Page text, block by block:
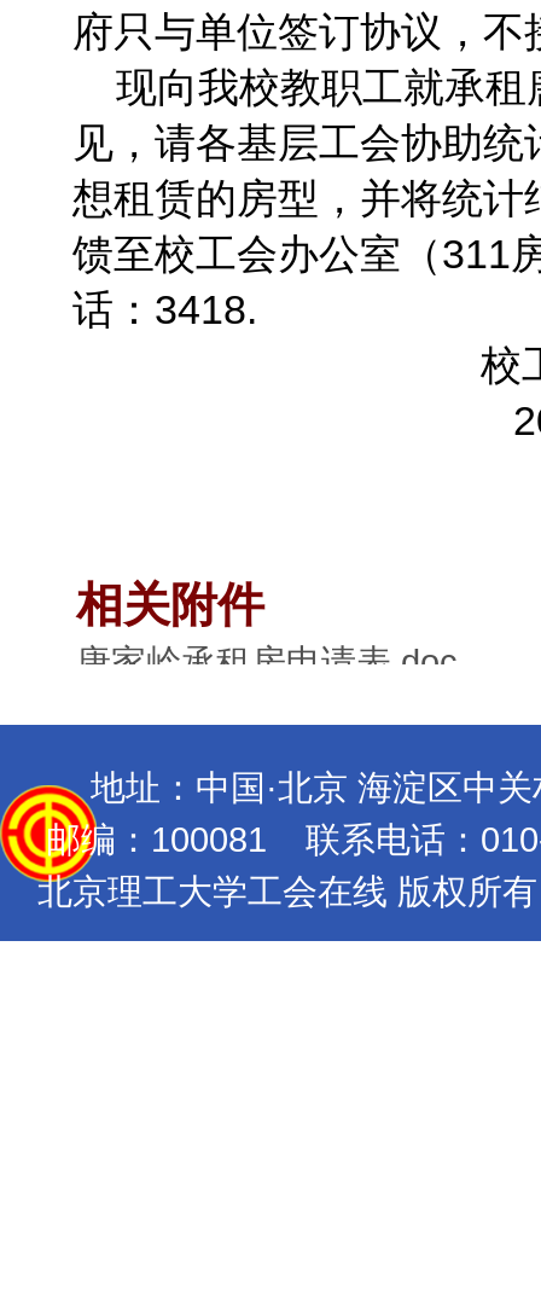
府只与单位签订协议，不
现向我校教职工就承租
见，请各基层工会协助
想租赁的房型，并将统
馈至校工会办公室（311
话：3418.
校
相关附件
唐家岭承租房申请表.doc
地址：中国·北京 海淀区中
邮编：100081 联系电话：
北京理工大学工会在线 版权所